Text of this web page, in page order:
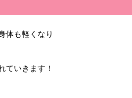
体も軽くなり
ていきます！